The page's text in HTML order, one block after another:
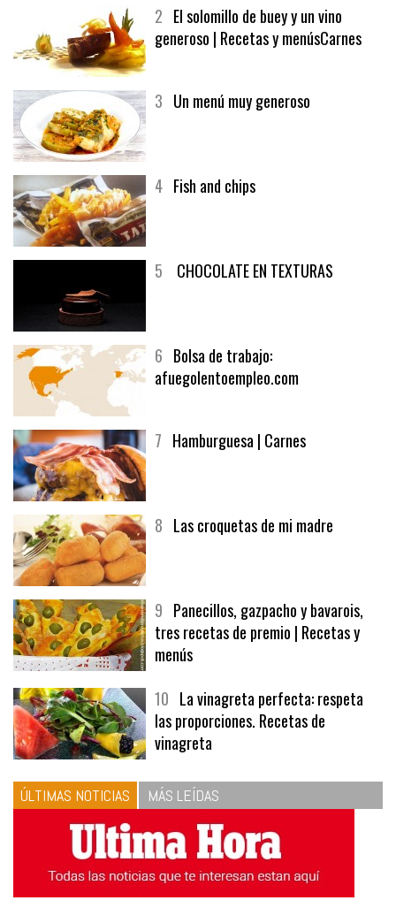
2 El solomillo de buey y un vino
generoso | Recetas y menúsCarnes
3 Un menú muy generoso
4 Fish and chips
5 CHOCOLATE EN TEXTURAS
6 Bolsa de trabajo:
afuegolentoempleo.com
7 Hamburguesa | Carnes
8 Las croquetas de mi madre
9 Panecillos, gazpacho y bavarois,
tres recetas de premio | Recetas y
menús
10 La vinagreta perfecta: respeta
las proporciones. Recetas de
vinagreta
ÚLTIMAS NOTICIAS MÁS LEÍDAS